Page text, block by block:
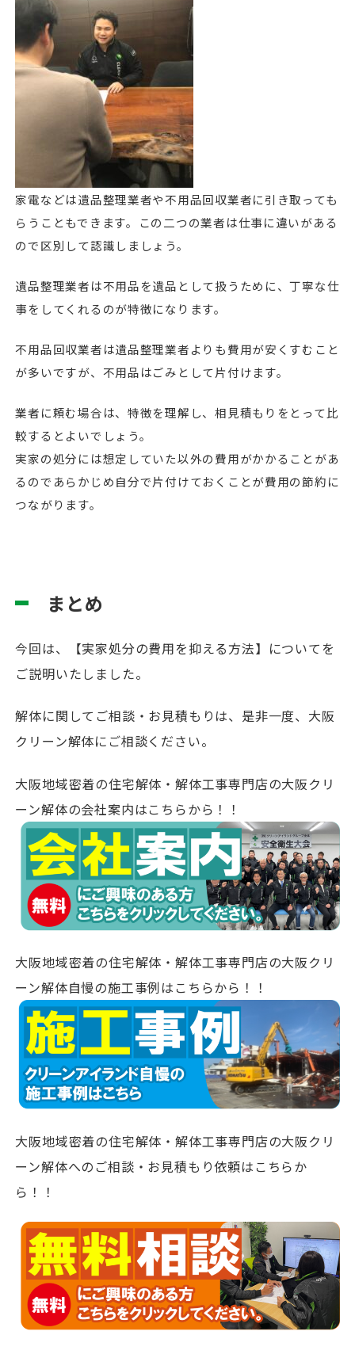
家電などは遺品整理業者や不用品回収業者に引き取っても
らうこともできます。この二つの業者は仕事に違いがある
ので区別して認識しましょう。
遺品整理業者は不用品を遺品として扱うために、丁寧な仕
事をしてくれるのが特徴になります。
不用品回収業者は遺品整理業者よりも費用が安くすむこと
が多いですが、不用品はごみとして片付けます。
業者に頼む場合は、特徴を理解し、相見積もりをとって比
較するとよいでしょう。
実家の処分には想定していた以外の費用がかかることがあ
るのであらかじめ自分で片付けておくことが費用の節約に
つながります。
まとめ
今回は、【実家処分の費用を抑える方法】についてを
ご説明いたしました。
解体に関してご相談・お見積もりは、是非一度、大阪
クリーン解体にご相談ください。
大阪地域密着の住宅解体・解体工事専門店の大阪クリ
ーン解体の会社案内はこちらから！！
大阪地域密着の住宅解体・解体工事専門店の大阪クリ
ーン解体自慢の施工事例はこちらから！！
大阪地域密着の住宅解体・解体工事専門店の大阪クリ
ーン解体へのご相談・お見積もり依頼はこちらか
ら！！